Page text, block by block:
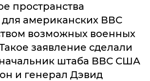
пространства
для американских ВВС
возможных военных
заявление сделали
штаба ВВС США
и генерал Дэвид